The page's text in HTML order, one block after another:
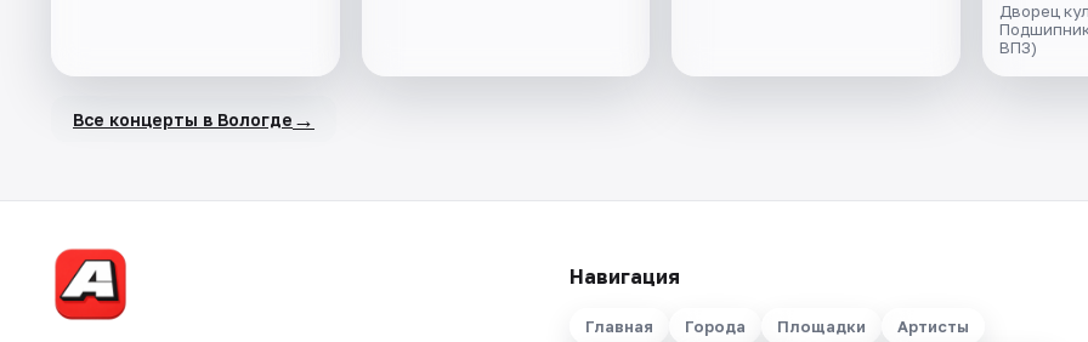
Дворец
ВПЗ)
Все концерты в Вологде →
Навигация
Главная Города Площадки Артисты